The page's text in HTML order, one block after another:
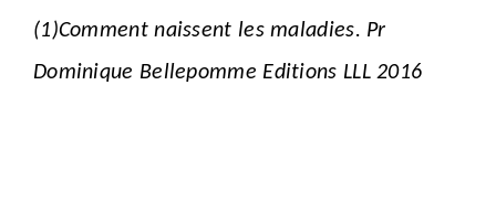
(1)Comment naissent les maladies. Pr
Dominique Bellepomme Editions LLL 2016